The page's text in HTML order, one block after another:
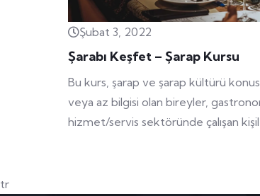
Şubat 3, 2022
Şarabı Keşfet – Şarap Kursu
Bu kurs, şarap ve şarap kültürü
veya az bilgisi olan bireyler,
hizmet/servis sektöründe çalışan
tr